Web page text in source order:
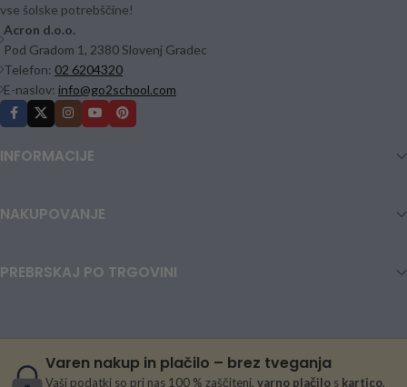
vse šolske potrebščine!
Acron d.o.o.
Pod Gradom 1, 2380 Slovenj Gradec
Telefon: 02 6204320
E-naslov: info@go2school.com
INFORMACIJE
NAKUPOVANJE
PREBRSKAJ PO TRGOVINI
Varen nakup in plačilo – brez tveganja
Vaši podatki so pri nas 100 % zaščiteni, varno plačilo s kartico,